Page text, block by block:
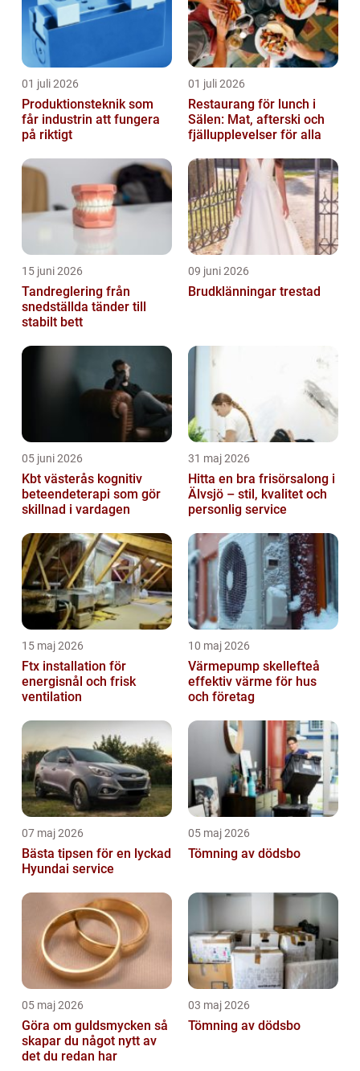
01 juli 2026
Produktionsteknik som
får industrin att fungera
på riktigt
01 juli 2026
Restaurang för lunch i
Sälen: Mat, afterski och
fjällupplevelser för alla
15 juni 2026
Tandreglering från
snedställda tänder till
stabilt bett
09 juni 2026
Brudklänningar trestad
05 juni 2026
Kbt västerås kognitiv
beteendeterapi som gör
skillnad i vardagen
31 maj 2026
Hitta en bra frisörsalong i
Älvsjö – stil, kvalitet och
personlig service
15 maj 2026
Ftx installation för
energisnål och frisk
ventilation
10 maj 2026
Värmepump skellefteå
effektiv värme för hus
och företag
07 maj 2026
Bästa tipsen för en lyckad
Hyundai service
05 maj 2026
Tömning av dödsbo
05 maj 2026
Göra om guldsmycken så
skapar du något nytt av
det du redan har
03 maj 2026
Tömning av dödsbo